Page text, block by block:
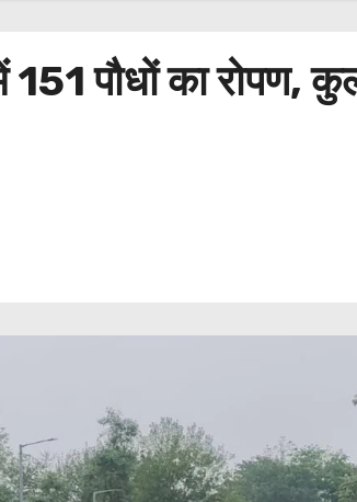
पौधों का रोपण,